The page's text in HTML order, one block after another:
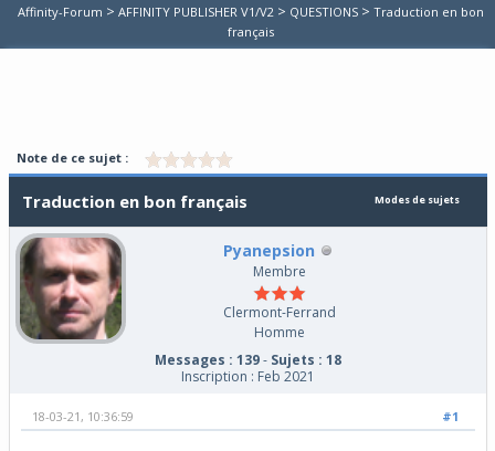
Affinity-Forum > AFFINITY PUBLISHER V1/V2 > QUESTIONS > Traduction en bon
français
Note de ce sujet :
Modes de sujets
Traduction en bon français
Pyanepsion
Membre
Clermont-Ferrand
Homme
Messages : 139- Sujets : 18
Inscription : Feb 2021
#1
18-03-21, 10:36:59